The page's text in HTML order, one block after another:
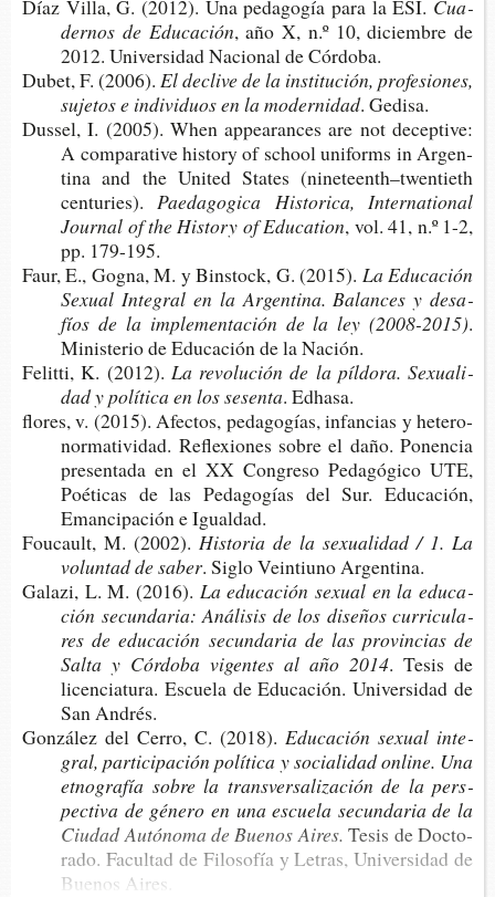
Díaz Villa, G. (2012). Una peda­go­gía para la ESI. Cua­
der­nos de Educación, año X, n.º 10, diciem­bre de
2012. Uni­ver­si­dad Nacio­nal de Córdoba.
Dubet, F. (2006). El decli­ve de la ins­ti­tu­ción, pro­fe­sio­nes,
suje­tos e indi­vi­duos en la modernidad. Gedisa.
Dus­sel, I. (2005). When appea­ran­ces are not decep­ti­ve:
A com­pa­ra­ti­ve his­tory of school uni­forms in Argen­
ti­na and the Uni­ted Sta­tes (nine­teenth–twen­tieth
centuries).Pae­da­go­gi­ca His­to­ri­ca, Inter­na­tio­nal
Jour­nal of the His­tory of Education, vol. 41, n.º 1-2,
pp. 179-195.
Faur, E., Gogna, M. y Bins­to­ck, G. (2015). La Edu­ca­ción
Sexual Inte­gral en la Argen­ti­na. Balan­ces y desa­
fíos de la imple­men­ta­ción de la ley (2008-2015).
Minis­te­rio de Edu­ca­ción de la Nación.
Felit­ti, K. (2012). La revo­lu­ción de la píl­do­ra. Sexua­li­
dad y polí­ti­ca en los sesenta. Edhasa.
flo­res, v. (2015). Afec­tos, peda­go­gías, infan­cias y hete­ro­
nor­ma­ti­vi­dad. Refle­xio­nes sobre el daño. Ponen­cia
pre­sen­ta­da en el XX Con­gre­so Peda­gó­gi­co UTE,
Poé­ti­cas de las Peda­go­gías del Sur. Edu­ca­ción,
Eman­ci­pa­ción e Igualdad.
Fou­cault, M. (2002). His­to­ria de la sexua­li­dad / 1. La
volun­tad de saber. Siglo Vein­tiuno Argentina.
Gala­zi, L. M. (2016). La edu­ca­ción sexual en la edu­ca­
ción secun­da­ria: Aná­li­sis de los dise­ños curri­cu­la­
res de edu­ca­ción secun­da­ria de las pro­vin­cias de
Salta y Cór­do­ba vigen­tes al año 2014. Tesis de
licen­cia­tu­ra. Escue­la de Edu­ca­ción. Uni­ver­si­dad de
San Andrés.
Gon­zá­lez del Cerro, C. (2018). Edu­ca­ción sexual inte­
gral, par­ti­ci­pa­ción polí­ti­ca y socia­li­dad onli­ne. Una
etno­gra­fía sobre la trans­ver­sa­li­za­ción de la pers­
pec­ti­va de géne­ro en una escue­la secun­da­ria de la
Ciu­dad Autó­no­ma de Bue­nos Aires.Tesis de Doc­to­
ra­do. Facul­tad de Filo­so­fía y Letras, Uni­ver­si­dad de
Bue­nos Aires.